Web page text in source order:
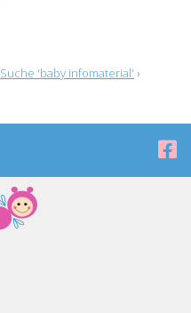
Suche 'baby infomaterial' ›